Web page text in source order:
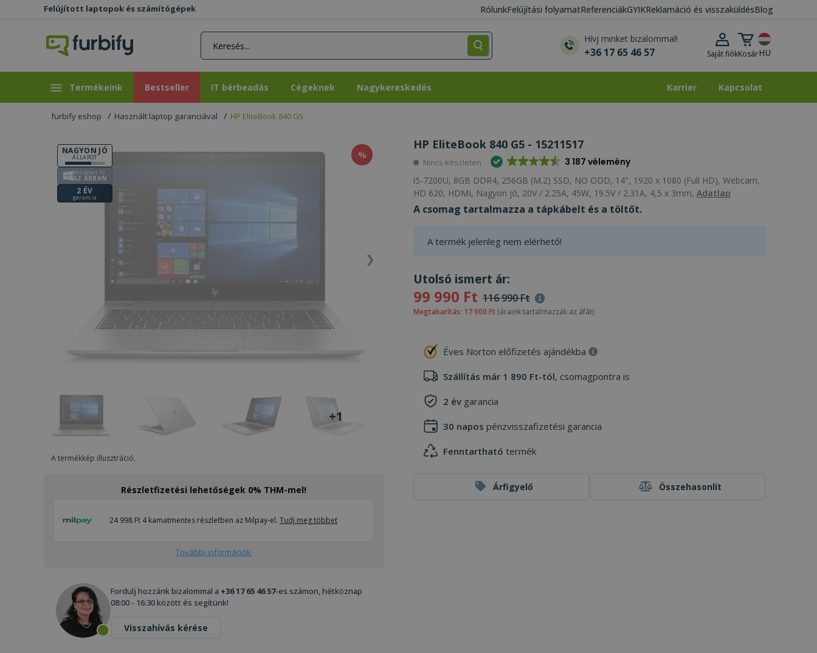
Felújított laptopok és számítógépek RólunkFelújítási folyamatReferenciákGYIKReklamáció és visszaküldésBlog
Hívj minket bizalommal!
+36 17 65 46 57 Saját fiók
Kosár lenyitása
KosárHU
Termékeink Bestseller
Bestseller IT bérbeadás
IT bérbeadás Cégeknek
Cégeknek Nagykereskedés
Nagykereskedés Karrier
Karrier Kapcsolat
Kapcsolat
furbify eshop Használt laptop garanciával HP EliteBook 840 G5
+1
NAGYON JÓ
ÁLLAPOT
Windows 10
AZ ÁRBAN
2 ÉV
garancia
%
A termékkép illusztráció.
HP EliteBook 840 G5 - 15211517
Nincs készleten 3 187 vélemény
i5-7200U, 8GB DDR4, 256GB (M.2) SSD, NO ODD, 14", 1920 x 1080 (Full HD), Webcam,
HD 620, HDMI, Nagyon jó, 20V / 2.25A, 45W, 19.5V / 2.31A, 4,5 x 3mm, Adatlap
A csomag tartalmazza a tápkábelt és a töltőt.
A termék jelenleg nem elérhető!
Utolsó ismert ár:
99 990 Ft 116 990 Ft
Megtakarítás: 17 000 Ft (áraink tartalmazzák az áfát)
Éves Norton előfizetés ajándékba
Szállítás már 1 890 Ft-tól, csomagpontra is
2 év garancia
30 napos pénzvisszafizetési garancia
Fenntartható termék
Árfigyelő Összehasonlít
Részletfizetési lehetőségek 0% THM-mel!
24 998 Ft 4 kamatmentes részletben az Milpay-el. Tudj meg többet
További információk
Fordulj hozzánk bizalommal a +36 17 65 46 57-es számon, hétköznap
08:00 - 16:30 között és segítünk!
Visszahívás kérése